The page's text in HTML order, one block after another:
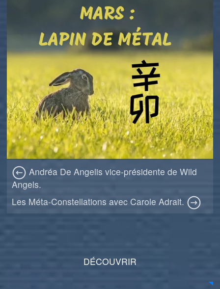
Andréa De Angelis vice-présidente de Wild
Angels.
Les Méta-Constellations avec Carole Adrait.
DÉCOUVRIR